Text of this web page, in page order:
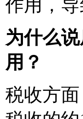
作用，
为什么
用？
税收方